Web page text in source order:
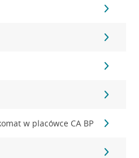
w placówce CA BP